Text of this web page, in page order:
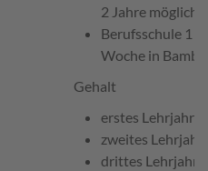
2 Jahre möglich
Berufsschule 1
Woche in
Gehalt
erstes Lehrjahr
zweites Lehrjahr
drittes Lehrjahr